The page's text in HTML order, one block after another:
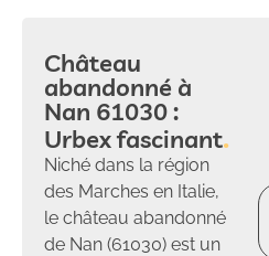
Château
abandonné à
Nan 61030 :
Urbex fascinant
Niché dans la région
des Marches en Italie,
le château abandonné
de Nan (61030) est un